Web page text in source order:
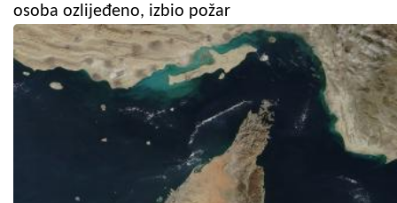
osoba ozlijeđeno, izbio požar